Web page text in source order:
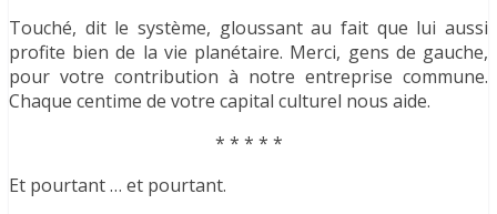
Touché, dit le système, gloussant au fait que lui aussi
profite bien de la vie planétaire. Merci, gens de gauche,
pour votre contribution à notre entreprise commune.
Chaque centime de votre capital culturel nous aide.
* * * * *
Et pourtant … et pourtant.